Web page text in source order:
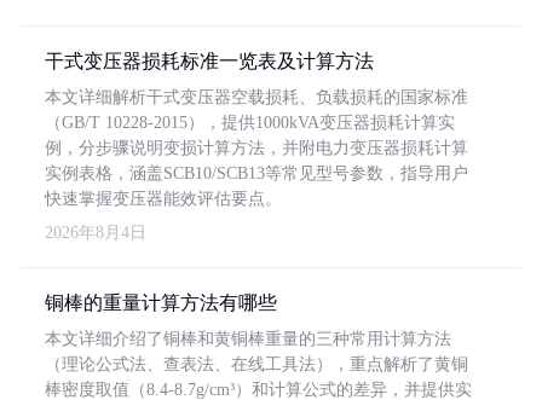
干式变压器损耗标准一览表及计算方法
本文详细解析干式变压器空载损耗、负载损耗的国家标准
（GB/T 10228-2015），提供1000kVA变压器损耗计算实
例，分步骤说明变损计算方法，并附电力变压器损耗计算
实例表格，涵盖SCB10/SCB13等常见型号参数，指导用户
快速掌握变压器能效评估要点。
2026年8月4日
铜棒的重量计算方法有哪些
本文详细介绍了铜棒和黄铜棒重量的三种常用计算方法
（理论公式法、查表法、在线工具法），重点解析了黄铜
棒密度取值（8.4-8.7g/cm³）和计算公式的差异，并提供实